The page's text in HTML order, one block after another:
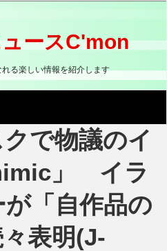
ースC'mon
る楽しい情報を紹介します
で物議のイ
」 イラ
「自作品の
表明(J-